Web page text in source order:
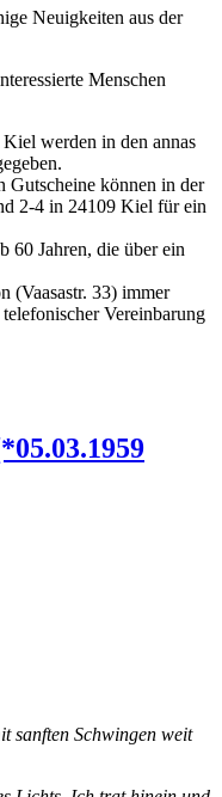
Neuigkeiten aus der
Menschen
werden in den annas
Gutscheine können in der
2-4 in 24109 Kiel für ein
60 Jahren, die über ein
(Vaasastr. 33) immer
Vereinbarung
sanften Schwingen weit